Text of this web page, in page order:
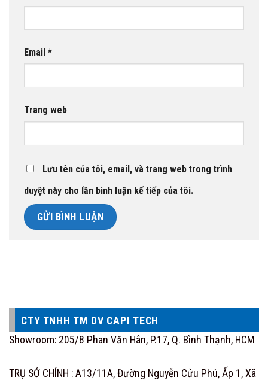
Email *
Trang web
Lưu tên của tôi, email, và trang web trong trình
duyệt này cho lần bình luận kế tiếp của tôi.
CTY TNHH TM DV CAPI TECH
Showroom: 205/8 Phan Văn Hân, P.17, Q. Bình Thạnh, HCM
TRỤ SỞ CHÍNH : A13/11A, Đường Nguyễn Cửu Phú, Ấp 1, Xã